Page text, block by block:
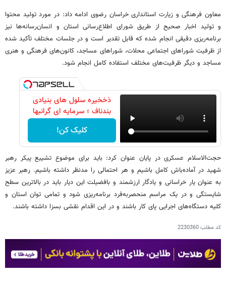
معاون فرهنگی و زیارت استانداری خراسان رضوی ادامه داد: در مورد تولید محتوا
و تولید اخبار صحیح از طریق شورای اطلاع‌رسانی استان و انسان‌رسانه‌ها نیز
برنامه‌ریزی دقیقی انجام شده که قابل تقدیر است و در جلسات مختلف تأکید شده
از ظرفیت شوراهای اجتماعی محلات، شوراهای مساجد، کانون‌های فرهنگی و هنری
مساجد و دیگر ظرفیت‌های مختلف استفاده کامل انجام شود.
ذخخیره سلول های بنیادی
بندناف ؛ سرمایه ای گرانبها
کلیک کن!
حجت‌الاسلام عسکری در پایان عنوان کرد: باید برای موضوع تشییع پیکر رهبر
شهید در آماده‌باش کامل باشیم و هر احتمالی را مدنظر داشته باشیم. رهبر عزیز
به عنوان یار خراسانی و یادگار ارزشمند و بافضیلت این دیار باید در بالاترین سطح
شایستگی و در یک مراسم منحصربه‌فرد برنامه‌ریزی شود و تمامی توان استان و
کلیه دستگاه‌های اجرایی پای کار باشند و در این اقدام نقشی بسزا داشته باشند.
کد مطلب2230360